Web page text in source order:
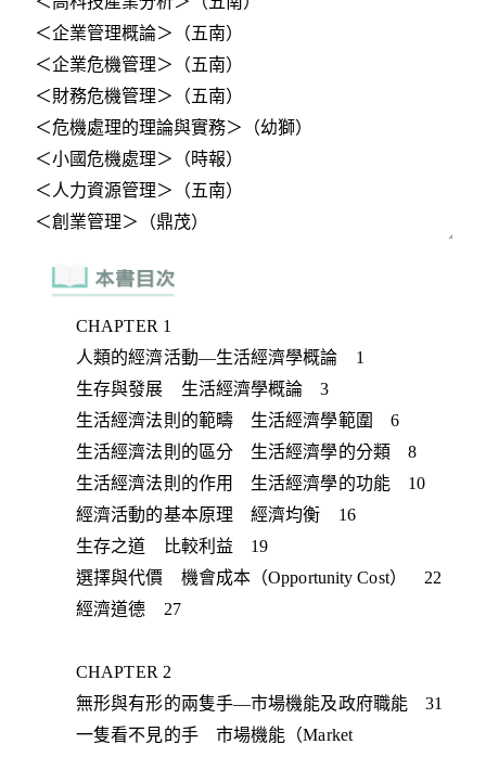
CHAPTER 1
人類的經濟活動—生活經濟學概論 1
生存與發展 生活經濟學概論 3
生活經濟法則的範疇 生活經濟學範圍 6
生活經濟法則的區分 生活經濟學的分類 8
生活經濟法則的作用 生活經濟學的功能 10
經濟活動的基本原理 經濟均衡 16
生存之道 比較利益 19
選擇與代價 機會成本（Opportunity Cost） 22
經濟道德 27
CHAPTER 2
無形與有形的兩隻手—市場機能及政府職能 31
一隻看不見的手 市場機能（Market